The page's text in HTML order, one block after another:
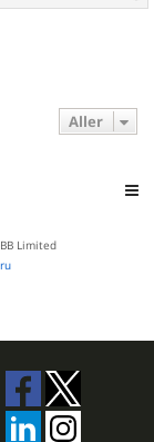
a
Aller
Limited